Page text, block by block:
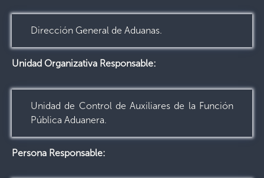
Dirección General de Aduanas.
Unidad Organizativa Responsable:
Unidad de Control de Auxiliares de la Función
Pública Aduanera.
Persona Responsable: